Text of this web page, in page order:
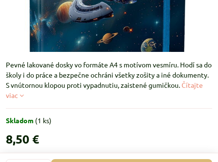
Pevné lakované dosky vo formáte A4 s motívom vesmíru. Hodí sa do
školy i do práce a bezpečne ochráni všetky zošity a iné dokumenty.
S vnútornou klopou proti vypadnutiu, zaistené gumičkou. Čítajte
viac
Skladom (1 ks)
8,50 €